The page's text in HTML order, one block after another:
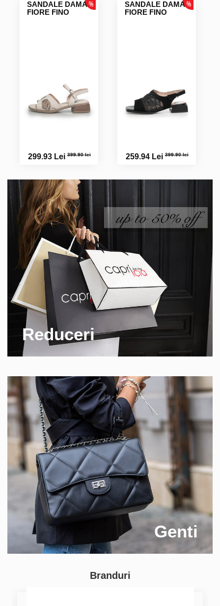
SANDALE DAMA
FIORE FINO
299.93 Lei399.90 lei
SANDALE DAMA
FIORE FINO
259.94 Lei399.90 lei
Reduceri
Genti
Branduri